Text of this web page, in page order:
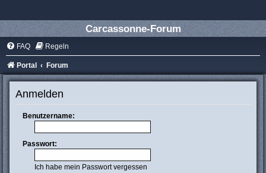
Carcassonne-Forum
FAQ Regeln
Portal Forum
Anmelden
Benutzername:
Passwort:
Ich habe mein Passwort vergessen